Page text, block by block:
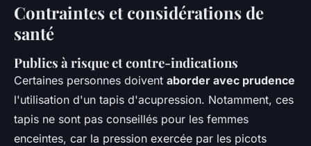
Contraintes et considérations de
santé
Publics à risque et contre-indications
Certaines personnes doivent aborder avec prudence
l'utilisation d'un tapis d'acupression. Notamment, ces
tapis ne sont pas conseillés pour les femmes
enceintes, car la pression exercée par les picots